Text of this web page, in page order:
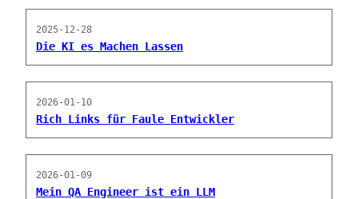
2025-12-28
Die KI es Machen Lassen
2026-01-10
Rich Links für Faule Entwickler
2026-01-09
Mein QA Engineer ist ein LLM